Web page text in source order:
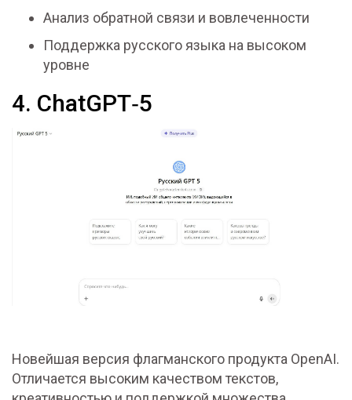
Анализ обратной связи и вовлеченности
Поддержка русского языка на высоком
уровне
4. ChatGPT‑5
Новейшая версия флагманского продукта OpenAI.
Отличается высоким качеством текстов,